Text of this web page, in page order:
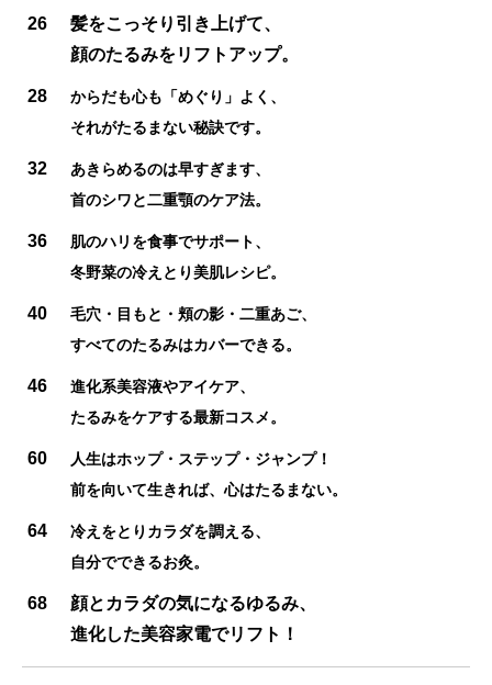
26
髪をこっそり引き上げて、
顔のたるみをリフトアップ。
28
からだも心も「めぐり」よく、
それがたるまない秘訣です。
32
あきらめるのは早すぎます、
首のシワと二重顎のケア法。
36
肌のハリを食事でサポート、
冬野菜の冷えとり美肌レシピ。
40
毛穴・目もと・頬の影・二重あご、
すべてのたるみはカバーできる。
46
進化系美容液やアイケア、
たるみをケアする最新コスメ。
60
人生はホップ・ステップ・ジャンプ！
前を向いて生きれば、心はたるまない。
64
冷えをとりカラダを調える、
自分でできるお灸。
68
顔とカラダの気になるゆるみ、
進化した美容家電でリフト！